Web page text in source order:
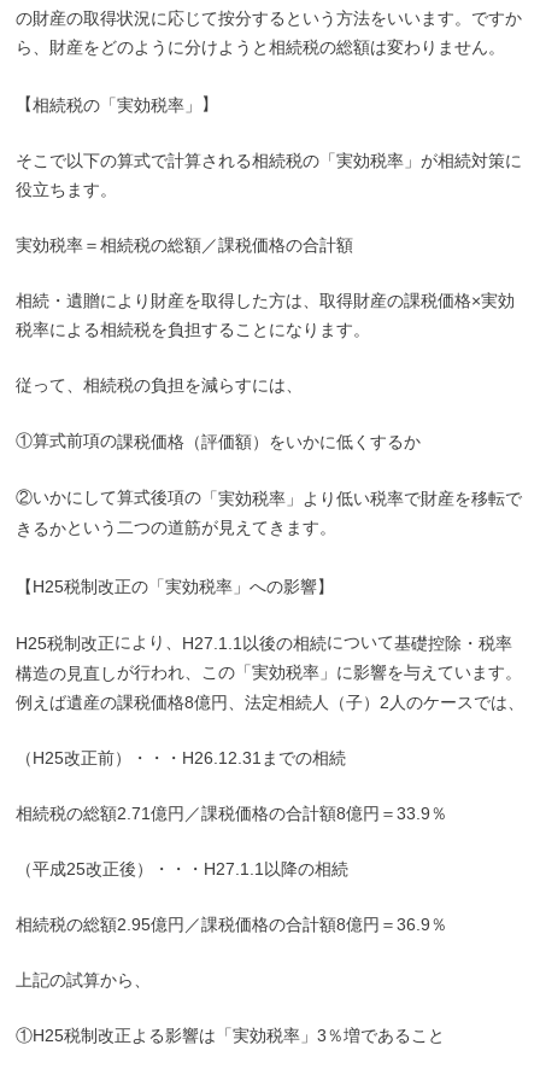
の財産の取得状況に応じて按分するという方法をいいます。ですか
ら、財産をどのように分けようと相続税の総額は変わりません。
【相続税の「実効税率」 】
そこで以下の算式で計算される相続税の「実効税率」が相続対策に
役立ちます。
実効税率＝相続税の総額／課税価格の合計額
相続・遺贈により財産を取得した方は、取得財産の課税価格×実効
税率による相続税を負担することになります。
従って、相続税の負担を減らすには、
①算式前項の課税価格（評価額）をいかに低くするか
②いかにして算式後項の「実効税率」より低い税率で財産を移転で
きるかという二つの道筋が見えてきます。
【H25税制改正の「実効税率」への影響】
H25税制改正により、 H27.1.1以後の相続について基礎控除・税率
構造の見直しが行われ、この「実効税率」に影響を与えています。
例えば遺産の課税価格8億円、法定相続人（子）2人のケースでは、
（H25改正前）・・・H26.12.31までの相続
相続税の総額2.71億円／課税価格の合計額8億円＝33.9％
（平成25改正後）・・・H27.1.1以降の相続
相続税の総額2.95億円／課税価格の合計額8億円＝36.9％
上記の試算から、
①H25税制改正よる影響は「実効税率」3％増であること